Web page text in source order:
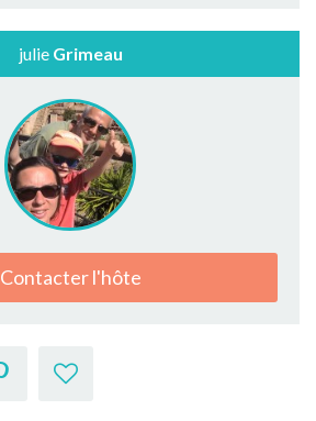
julie Grimeau
Contacter l'hôte